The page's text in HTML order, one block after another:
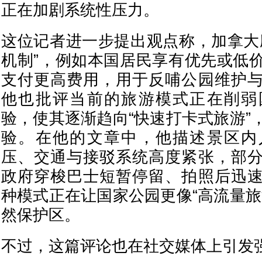
正在加剧系统性压力。
这位记者进一步提出观点称，加拿
机制”，例如本国居民享有优先或低
支付更高费用，用于反哺公园维护
他也批评当前的旅游模式正在削
验，使其逐渐趋向“快速打卡式旅游”
验。在他的文章中，他描述景区
压、交通与接驳系统高度紧张，部
政府穿梭巴士短暂停留、拍照后迅
种模式正在让国家公园更像“高流量
然保护区。
不过，这篇评论也在社交媒体上引发